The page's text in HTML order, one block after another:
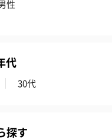
性
代
30代
探す